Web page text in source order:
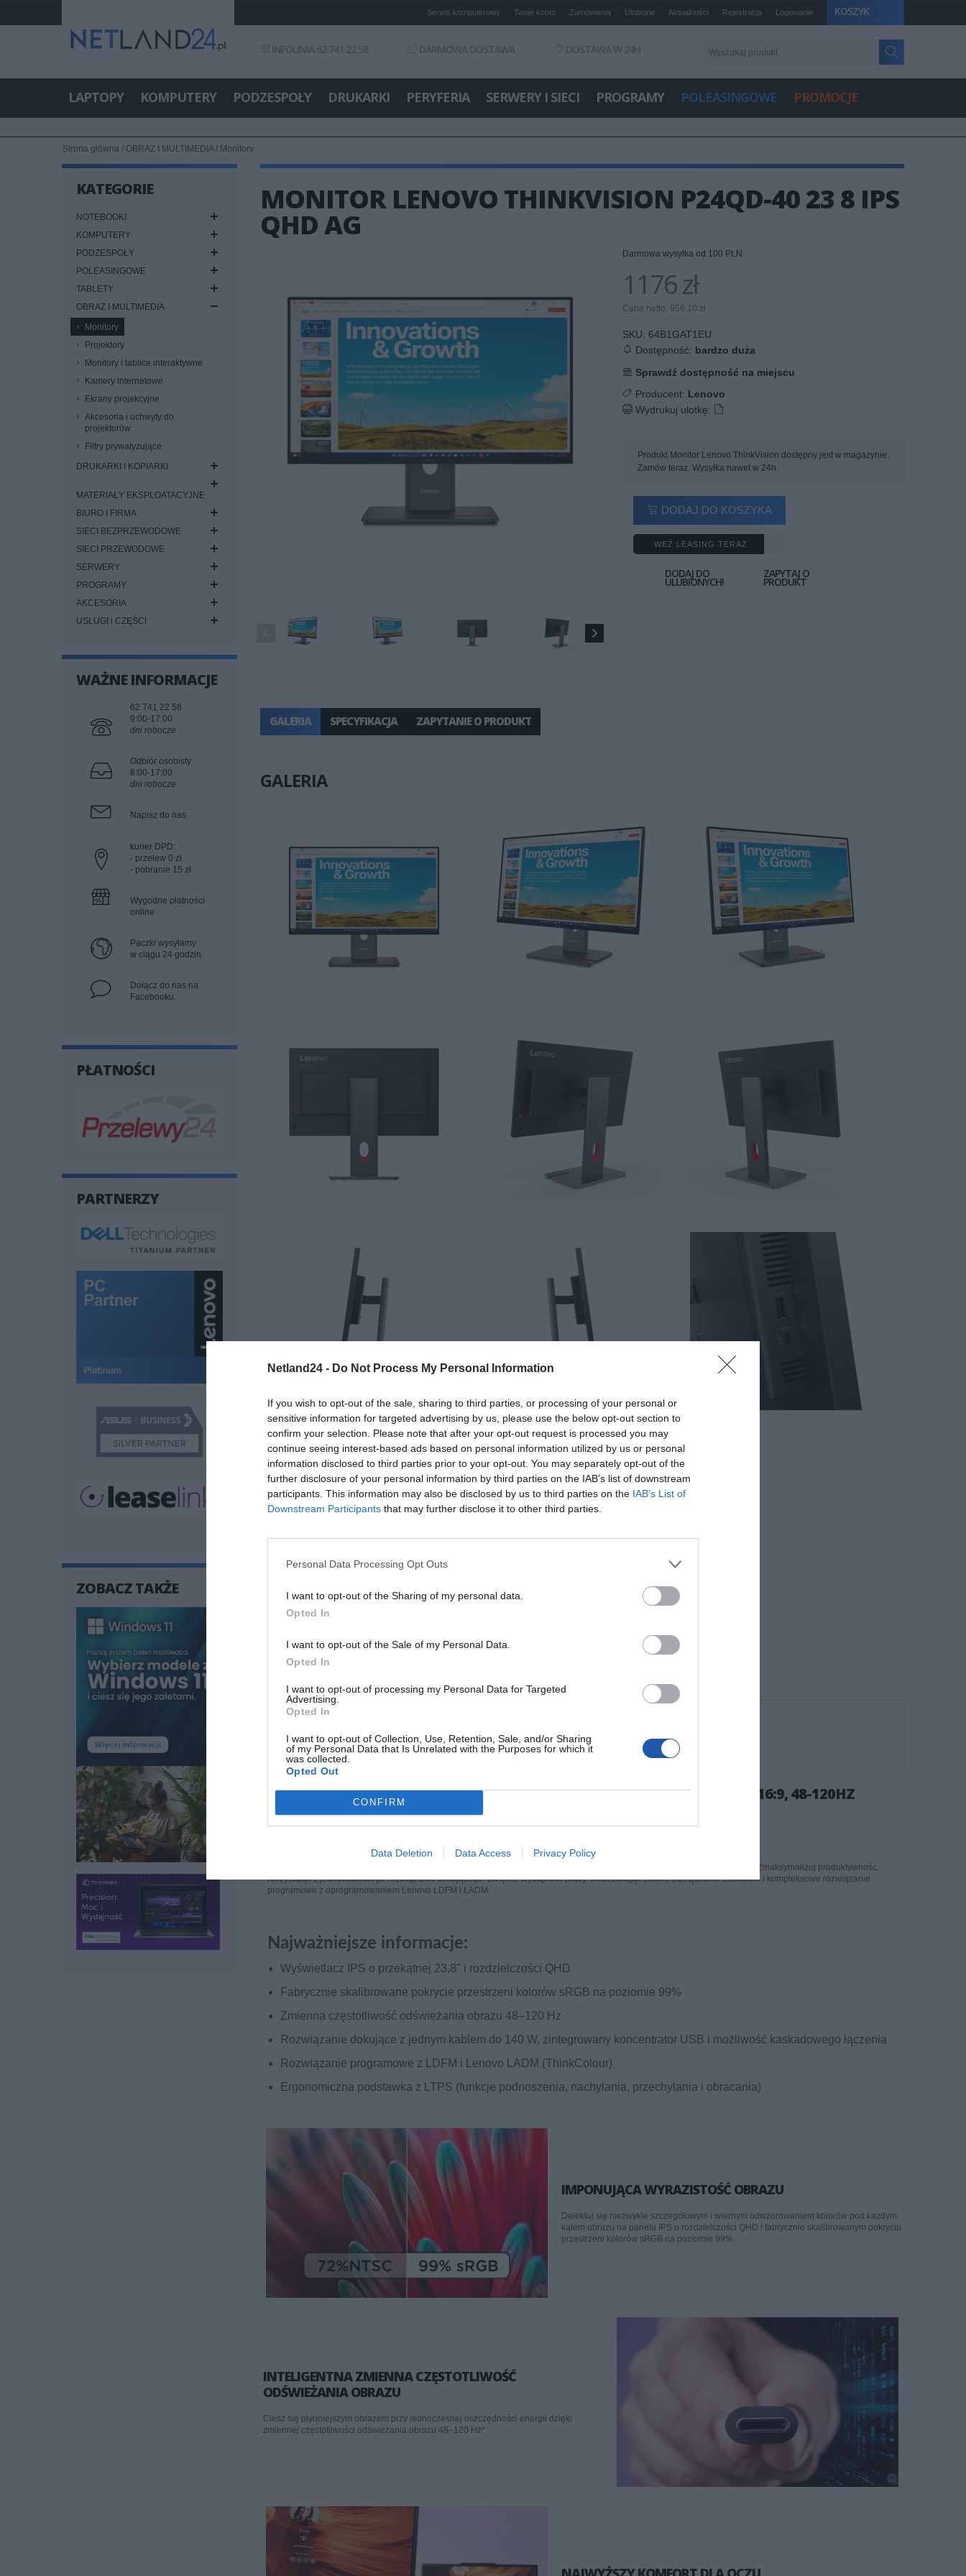
Netland24 - Do Not Process My Personal Information
If you wish to opt-out of the sale, sharing to third parties, or processing of your personal or
sensitive information for targeted advertising by us, please use the below opt-out section to
confirm your selection. Please note that after your opt-out request is processed you may
continue seeing interest-based ads based on personal information utilized by us or personal
information disclosed to third parties prior to your opt-out. You may separately opt-out of the
further disclosure of your personal information by third parties on the IAB’s list of downstream
participants. This information may also be disclosed by us to third parties on the IAB’s List of
Downstream Participants that may further disclose it to other third parties.
Personal Data Processing Opt Outs
I want to opt-out of the Sharing of my personal data.
Opted In
I want to opt-out of the Sale of my Personal Data.
Opted In
I want to opt-out of processing my Personal Data for Targeted
Advertising.
Opted In
I want to opt-out of Collection, Use, Retention, Sale, and/or Sharing
of my Personal Data that Is Unrelated with the Purposes for which it
was collected.
Opted Out
CONFIRM
Data Deletion Data Access Privacy Policy
KOSZYK
Serwis komputerowy Twoje konto Zamówienia Ulubione Aktualności Rejestracja Logowanie
INFOLINIA 62 741 22 58 DARMOWA DOSTAWA DOSTAWA W 24H
LAPTOPY KOMPUTERY PODZESPOŁY DRUKARKI PERYFERIA SERWERY I SIECI PROGRAMY POLEASINGOWE PROMOCJE
Strona główna / OBRAZ I MULTIMEDIA/ Monitory
KATEGORIE
NOTEBOOKI
KOMPUTERY
PODZESPOŁY
POLEASINGOWE
TABLETY
OBRAZ I MULTIMEDIA
Monitory
Projektory
Monitory i tablice interaktywne
Kamery internetowe
Ekrany projekcyjne
Akcesoria i uchwyty do
projektorów
Filtry prywatyzujące
DRUKARKI I KOPIARKI
MATERIAŁY EKSPLOATACYJNE
BIURO I FIRMA
SIECI BEZPRZEWODOWE
SIECI PRZEWODOWE
SERWERY
PROGRAMY
AKCESORIA
USŁUGI i CZĘŚCI
WAŻNE INFORMACJE
62 741 22 58
9:00-17:00
dni robocze
Odbiór osobisty
8:00-17:00
dni robocze
Napisz do nas
kurier DPD:
- przelew 0 zł
- pobranie 15 zł
Wygodne płatności
online
Paczki wysyłamy
w ciągu 24 godzin.
Dołącz do nas na
Facebooku.
PŁATNOŚCI
PARTNERZY
ZOBACZ TAKŻE
MONITOR LENOVO THINKVISION P24QD-40 23 8 IPS
QHD AG
Darmowa wysyłka od 100 PLN
1176 zł
Cena netto: 956,10 zł
SKU: 64B1GAT1EU
Dostępność: bardzo duża
Sprawdź dostępność na miejscu
Producent: Lenovo
Wydrukuj ulotkę:
Produkt Monitor Lenovo ThinkVision dostępny jest w magazynie.
Zamów teraz. Wysyłka nawet w 24h.
DODAJ DO KOSZYKA
WEŹ LEASING TERAZ
DODAJ DO
ULUBIONYCH!
ZAPYTAJ O
PRODUKT
GALERIA SPECYFIKACJA ZAPYTANIE O PRODUKT
GALERIA
THINKVISION P24QD-40 23.8" QHD (2560X1440) IPS DISPLAY, ANTI-GLARE 16:9, 48-120HZ
VARIABLE REFRESH RATE & ERGONOMIC STAND
Opis urządzenia:
Ciesz się pracą z oszczędnością energii i płynnym obrazem dzięki zmiennej częstotliwości odświeżania monitora 48–120 Hz. Zmaksymalizuj produktywność,
korzystając z jednokablowego rozwiązania dokującego. Zwiększ wydajność pracy, umożliwiając zdalne zarządzanie zasobami i kompleksowe rozwiązanie
programowe z oprogramowaniem Lenovo LDFM i LADM.
Najważniejsze informacje:
Wyświetlacz IPS o przekątnej 23,8" i rozdzielczości QHD
Fabrycznie skalibrowane pokrycie przestrzeni kolorów sRGB na poziomie 99%
Zmienna częstotliwość odświeżania obrazu 48–120 Hz
Rozwiązanie dokujące z jednym kablem do 140 W, zintegrowany koncentrator USB i możliwość kaskadowego łączenia
Rozwiązanie programowe z LDFM i Lenovo LADM (ThinkColour)
Ergonomiczna podstawka z LTPS (funkcje podnoszenia, nachylania, przechylania i obracania)
IMPONUJĄCA WYRAZISTOŚĆ OBRAZU
Delektuj się niezwykle szczegółowym i wiernym odwzorowaniem kolorów pod każdym
kątem obrazu na panelu IPS o rozdzielczości QHD i fabrycznie skalibrowanym pokryciu
przestrzeni kolorów sRGB na poziomie 99%.
INTELIGENTNA ZMIENNA CZĘSTOTLIWOŚĆ
ODŚWIEŻANIA OBRAZU
Ciesz się płynniejszym obrazem przy jednoczesnej oszczędności energii dzięki
zmiennej częstotliwości odświeżania obrazu 48–120 Hz*